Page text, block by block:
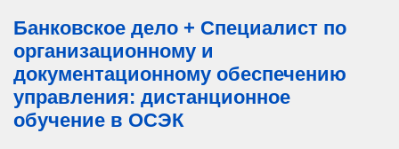
Банковское дело + Специалист по
организационному и
документационному обеспечению
управления: дистанционное
обучение в ОСЭК